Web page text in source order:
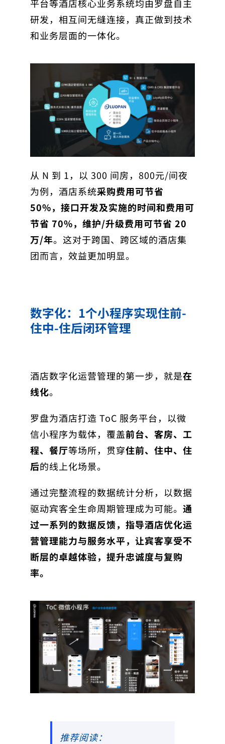
平台等酒店核心业务系统均由罗盘自主
研发，相互间无缝连接，真正做到技术
和业务层面的一体化。
从 N 到 1，以 300 间房，800元/间夜
为例，酒店系统采购费用可节省
50%，接口开发及实施的时间和费用可
节省 70%，维护/升级费用可节省 20
万/年。这对于跨国、跨区域的酒店集
团而言，效益更加明显。
数字化：1个小程序实现住前-
住中-住后闭环管理
酒店数字化运营管理的第一步，就是在
线化。
罗盘为酒店打造 ToC 服务平台，以微
信小程序为载体，覆盖前台、客房、工
程、餐厅等场所，贯穿住前、住中、住
后的线上化场景。
通过完整流程的数据统计分析，以数据
驱动宾客全生命周期管理成为可能。 通
过一系列的数据反馈，指导酒店优化运
营管理能力与服务水平，让宾客享受不
断层的卓越体验，提升忠诚度与复购
率。
推荐阅读：